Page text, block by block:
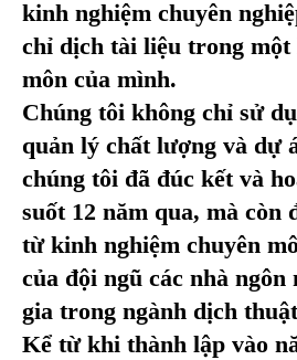
kinh nghiệm chuyên
chỉ dịch tài liệu trong
môn của mình.
Chúng tôi không chỉ sử
quản lý chất lượng và dự
chúng tôi đã đúc kết và
suốt 12 năm qua, mà còn
từ kinh nghiệm chuyên
của đội ngũ các nhà ngôn
gia trong ngành dịch
Kể từ khi thành lập vào